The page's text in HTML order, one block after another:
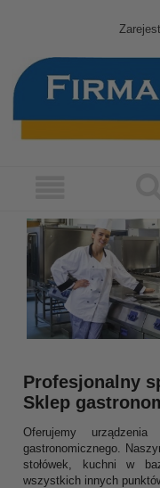
Profesjonalny
Sklep
Oferujemy
gastronomicznego.
stołówek, kuchni w
wszystkich innych